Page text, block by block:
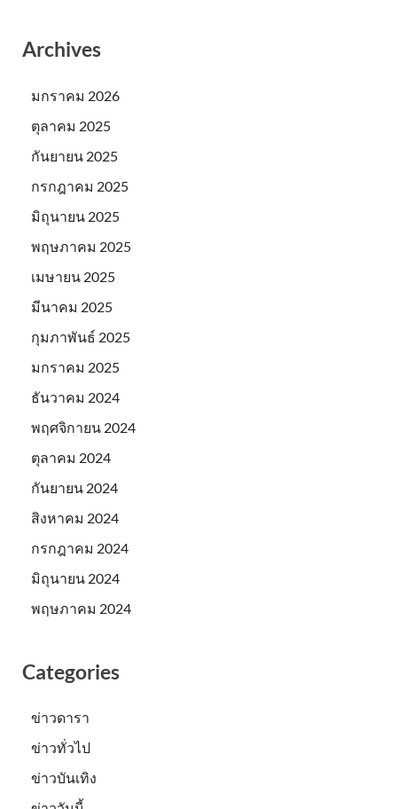
Archives
มกราคม 2026
ตุลาคม 2025
กันยายน 2025
กรกฎาคม 2025
มิถุนายน 2025
พฤษภาคม 2025
เมษายน 2025
มีนาคม 2025
กุมภาพันธ์ 2025
มกราคม 2025
ธันวาคม 2024
พฤศจิกายน 2024
ตุลาคม 2024
กันยายน 2024
สิงหาคม 2024
กรกฎาคม 2024
มิถุนายน 2024
พฤษภาคม 2024
Categories
ข่าวดารา
ข่าวทั่วไป
ข่าวบันเทิง